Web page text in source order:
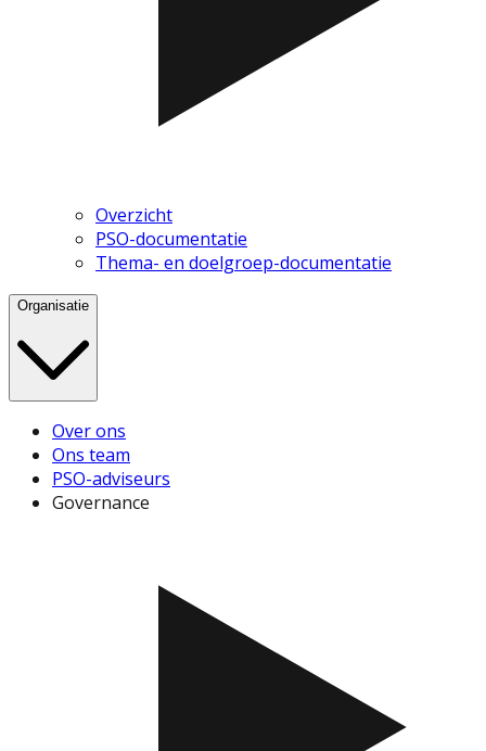
Overzicht
PSO-documentatie
Thema- en doelgroep-documentatie
Organisatie
Over ons
Ons team
PSO-adviseurs
Governance